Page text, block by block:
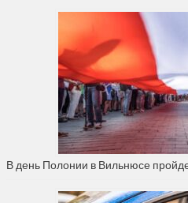
В день Полонии в Вильнюсе